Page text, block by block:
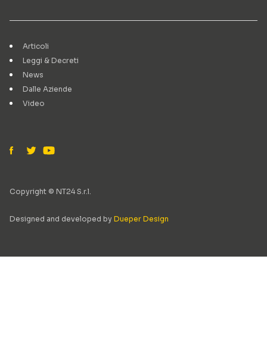
Articoli
Leggi & Decreti
News
Dalle Aziende
Video
Copyright © NT24 S.r.l.
Designed and developed by Dueper Design